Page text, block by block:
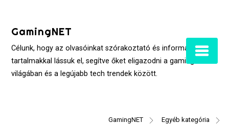
contentGamingNET
Célunk, hogy az olvasóinkat szórakoztató és informatív
tartalmakkal lássuk el, segítve őket eligazodni a gaming
világában és a legújabb tech trendek között.
GamingNET
Egyéb kategória